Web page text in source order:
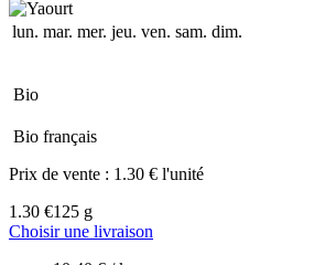
lun. mar. mer. jeu. ven. sam. dim.
Bio
Bio français
Prix de vente : 1.30 € l'unité
1.30 €125 g
Choisir une livraison